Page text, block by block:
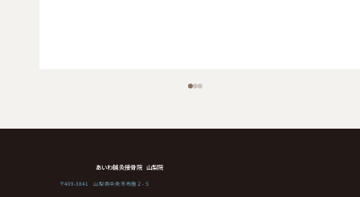
あいわ鍼灸接骨院 山梨院
〒409-3841 山梨県中央市布施２-５